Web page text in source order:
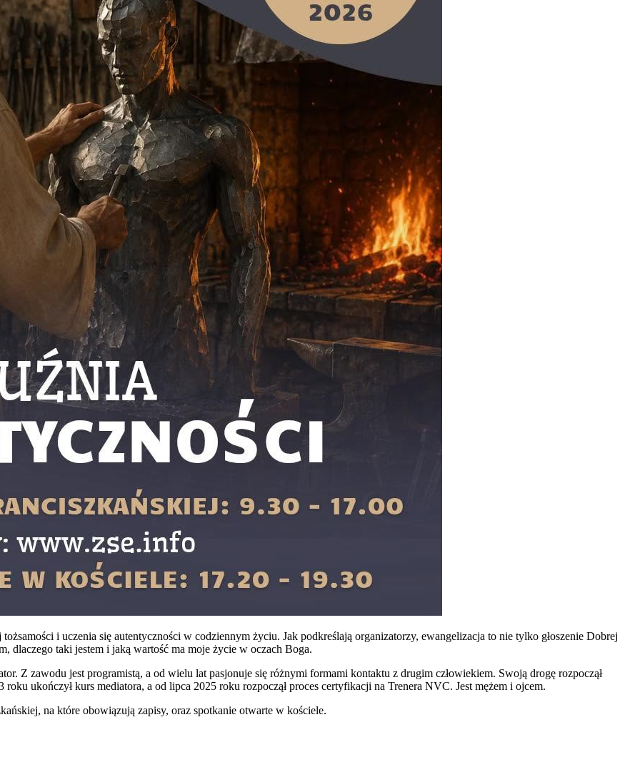
i uczenia się autentyczności w codziennym życiu. Jak podkreślają organizatorzy, ewangelizacja to nie tylko głoszenie Dobrej
dlaczego taki jestem i jaką wartość ma moje życie w oczach Boga.
Z zawodu jest programistą, a od wielu lat pasjonuje się różnymi formami kontaktu z drugim człowiekiem. Swoją drogę rozpoczął
ukończył kurs mediatora, a od lipca 2025 roku rozpoczął proces certyfikacji na Trenera NVC. Jest mężem i ojcem.
na które obowiązują zapisy, oraz spotkanie otwarte w kościele.